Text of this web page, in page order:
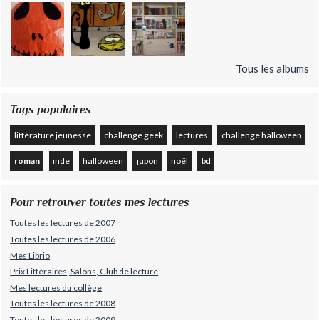
Tous les albums
Tags populaires
littérature jeunesse challenge geek lectures challenge halloween
roman inde halloween japon noël bd
Pour retrouver toutes mes lectures
Toutes les lectures de 2007
Toutes les lectures de 2006
Mes Librio
Prix Littéraires, Salons, Club de lecture
Mes lectures du collège
Toutes les lectures de 2008